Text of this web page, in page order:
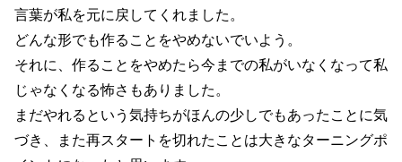
言葉が私を元に戻してくれました。
どんな形でも作ることをやめないでいよう。
それに、作ることをやめたら今までの私がいなくなって私
じゃなくなる怖さもありました。
まだやれるという気持ちがほんの少しでもあったことに気
づき、また再スタートを切れたことは大きなターニングポ